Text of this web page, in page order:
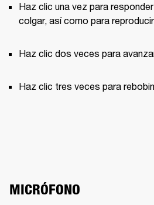
Haz clic una vez para
colgar, así como para
Haz clic dos veces para
Haz clic tres veces para
MICRÓFONO